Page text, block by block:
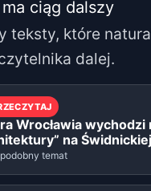
ciąg dalszy
teksty, które
dalej.
Wrocławia wychodzi
na Świdnickiej
temat